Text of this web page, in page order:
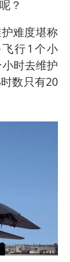
？
难度堪称
行1个小
时去维护
数只有20